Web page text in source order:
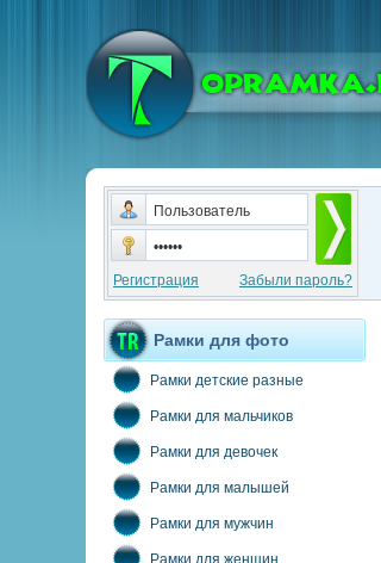
Регистрация Забыли пароль?
Рамки для фото
Рамки детские разные
Рамки для мальчиков
Рамки для девочек
Рамки для малышей
Рамки для мужчин
Рамки для женщин